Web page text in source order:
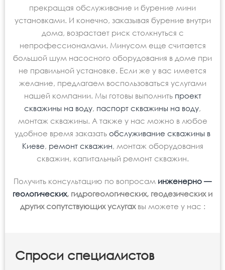
прекращая обслуживание и бурение мини
установками. И конечно, заказывая бурение внутри
дома, возрастает риск столкнуться с
непрофессионалами. Минусом еще считается
большой шум насосного оборудования в доме при
не правильной установке. Если же у вас имеется
желание, предлагаем воспользоваться услугами
нашей компании. Мы готовы выполнить проект
скважины на воду, паспорт скважины на воду,
монтаж скважины. А также у нас можно в любое
удобное время заказать обслуживание скважины в
Киеве, ремонт скважин, монтаж оборудования
скважин, капитальный ремонт скважин.
Получить консультацию по вопросам инженерно —
геологических, гидрогеологических, геодезических и
других сопутствующих услугах вы можете у нас :
Спроси специалистов